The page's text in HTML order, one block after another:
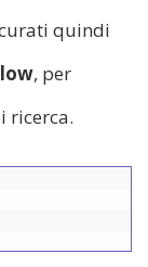
quindi
, per
ricerca.